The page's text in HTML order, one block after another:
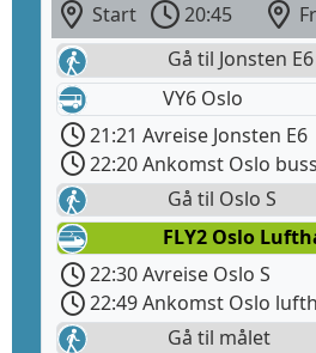
Start 20:45
Gå til Jonsten E6
VY6 Oslo
21:21 Avreise Jonsten E6
22:20 Ankomst Oslo
Gå til Oslo S
FLY2 Oslo
22:30 Avreise Oslo S
22:49 Ankomst Oslo
Gå til målet